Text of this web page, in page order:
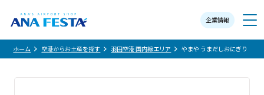
企業情報
メニュー
ホーム 空港からお土産を探す 羽田空港 国内線エリア やまや うまだしおにぎり